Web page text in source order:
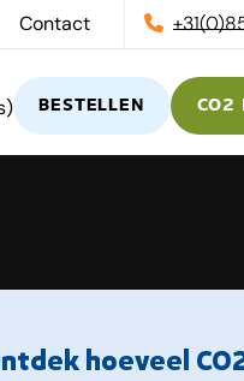
Contact
BESTELLEN CO2
hoeveel